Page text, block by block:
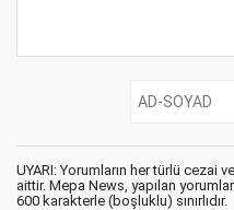
UYARI: Yorumların her türlü cezai
aittir. Mepa News, yapılan
600 karakterle (boşluklu) sınırlıdır.